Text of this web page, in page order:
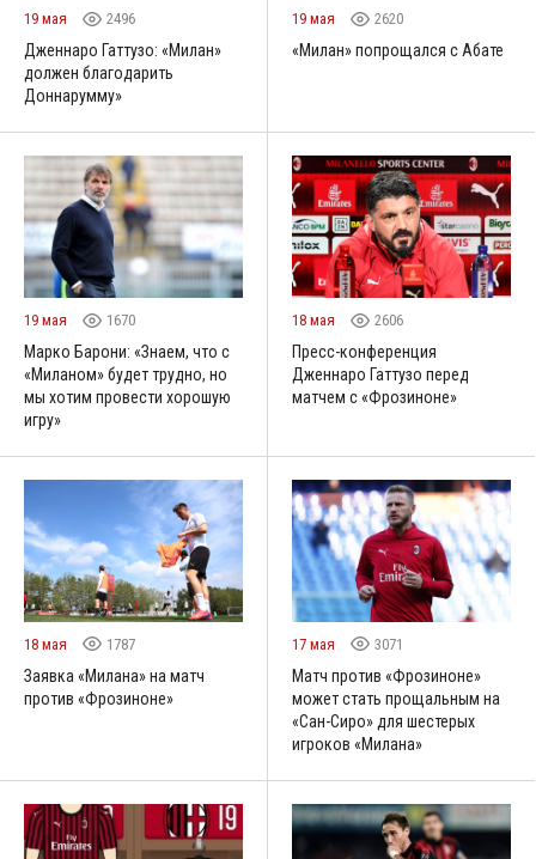
19 мая 2496
Дженнаро Гаттузо: «Милан»
должен благодарить
Доннарумму»
19 мая 2620
«Милан» попрощался с Абате
19 мая 1670
Марко Барони: «Знаем, что с
«Миланом» будет трудно, но
мы хотим провести хорошую
игру»
18 мая 2606
Пресс-конференция
Дженнаро Гаттузо перед
матчем с «Фрозиноне»
18 мая 1787
Заявка «Милана» на матч
против «Фрозиноне»
17 мая 3071
Матч против «Фрозиноне»
может стать прощальным на
«Сан-Сиро» для шестерых
игроков «Милана»